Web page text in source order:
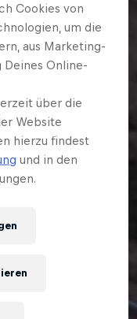
Cookies von
um die
aus Marketing-
Deines Online-
über die
Website
hierzu findest
und in den